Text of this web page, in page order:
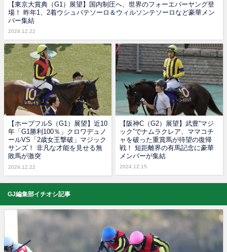
【東京大賞典（G1）展望】国内制圧へ、世界のフォーエバーヤング登
場！ 昨年1、2着ウシュバテソーロ＆ウィルソンテソーロなど豪華メン
バー集結
2024.12.22
【ホープフルS（G1）展望】近10
年「G1勝利100％」クロワデュノ
ールVS「2歳女王撃破」マジック
サンズ！ 非凡な才能を見せる無
敗馬が激突
2024.12.22
【阪神C（G2）展望】武豊“マジ
ック”でナムラクレア、ママコチ
ャを破った重賞馬が待望の復帰
戦！ 短距離界の有馬記念に豪華
メンバーが集結
2024.12.15
GJ編集部イチオシ記事